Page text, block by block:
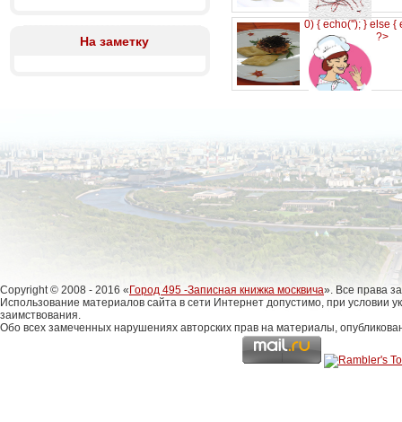
На заметку
0) { echo(''); } else {
?>
Copyright © 2008 - 2016 « Город 495 -Записная книжка москвича». Все права
Использование материалов сайта в сети Интернет допустимо, при условии
заимствования.
Обо всех замеченных нарушениях авторских прав на материалы,